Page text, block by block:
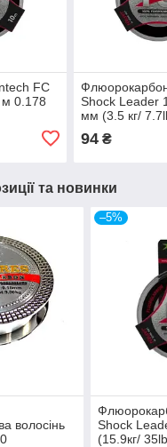
FC
0.178
Shock Leader
мм (3.5 кг/
94₴
та новинки
волосінь
–5%
Shock
(15.9кг/